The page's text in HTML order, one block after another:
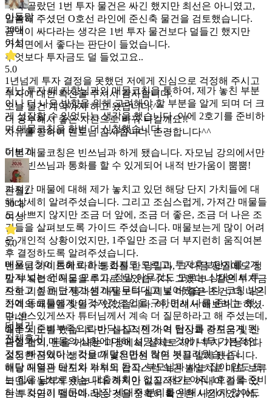
제가 골랐던 1번 투자 물건은 싸긴 했지만 최선은 아니였고,
말씀해 주셨던 O호선 라인에 준신축 물건을 검토했습니다.
금액이 싸다라는 생각은 1번 투자 물건보다 덜들긴 했지만
가치면에서 좋다는 판단이 들었습니다.
무엇보다 투자금도 덜 들었고요..
1년넘게 투자 결정을 못했던 저에게 진심으로 걱정해 주시고
투자에 대한 확신을 주셔서 감사합니다.
오늘 물건 계약까지 하고 왔답니다.^^
더 공부해서 좋은 자산으로 바꿔 나갈께요!!
자유를 향하여 멘토님 감사합니다. 존경합니다^^
이돌맘
30대
여성
5.0
지난 투자 때 자향님과의 매물코칭을 통하여, 제가 놓친 부분
이나 더 나은 방향을 위해 고려해야 할 부분을 알게 되며 더 크
게 성장할 수 있었다는 생각을 했습니다. 이에 2호기를 준비하
며 매물코칭을 한번 더 신청했습니다.
이번 매물코칭은 빈쓰님과 하게 됐습니다. 자모님 강의에서만
듣던 빈쓰님과 통화를 할 수 있게되어 내적 반가움이 뿜뿜!
가져간 매물에 대해 제가 놓치고 있던 해당 단지 가치들에 대
해 상세히 알려주셨습니다. 그리고 조심스럽게, 가져간 매물들
도 나쁘지 않지만 조금 더 앞에, 조금 더 좋은, 조금 더 나은 조
건들을 살펴보도록 가이드 주셨습니다. 매물보는게 많이 어려
운 개인적 상황이었지만, 1주일만 조금 더 부지런히 움직여본
후 결정하도록 알려주셨습니다.
빈쓰님 가이드에 따라 통화를 한 당일과, 그 다음 평일에도 정
말 부지런히 매물을 추가로 보았습니다. 그랬더니 같은 투자금
으로 기존 매코 통과된 매물보다 실제로 더 좋은 조건, 더 나은
가격의 매물을 찾을 수 있었습니다. 아, 이래서 해보라고 하셨
구나!
매수 시도를 했습니다만, 실질적인 가격 협상과 중도금 및 잔
금일 협의, 돈을 꺼내는 과정에서, 실제로 제가 투자 가능하다
설정한 금액이 생각보다 몇천만원 적은 것을 알게 됐습니다.
해당 매물은 매도자 부부의 갑작스런 의견 불일치로 매도 보류
되면서 놓치게 됐습니다. 하지만 실질적으로 꺼내어 쓸 수 있
는 투자금이 얼마다 라는 것을 정확히 확인한 시점이었기에,
더보기
돈월2
30대
여성
5.0
매물코칭이 통화로 하는 건지도 모르고, 투자후보단지를 2개
까지 넣는 건지도 모르고, 정말 아무것도 모르는 상태에서 투
자하고 싶은 단지가 생기자 무턱대고 넣어봤습니다. 코칭 받기
전에 동료들에게 이것저것 조언을 구하면서 나름 준비는 했지
만,센스있게쓰자 튜터님께서 계속 더 질문하라고 해 주셨는데,
질문도 준비부족으로 바닥나고, 제가 이 단지를 가져오게 된
과정과 이 매물의 상황에 대해 설명하는 것에 너무 기본적인
것도 빠져있다는 것을 깨달으면서 많이 부끄러웠습니다.
해당 지역과 단지의 가치도 듣고, 부모님과 사는 집이 양도 또
는 집을 담보로 하는 대출계획이 없고, 제가 아직 1호기를 준비
하는 것이기 때문에, 당장 세대주 분리를 위해 나가지 않아도
더보기
전체후기